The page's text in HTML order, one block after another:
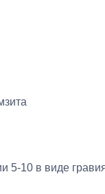
10 в виде